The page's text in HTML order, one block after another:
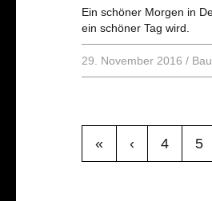
Ein schöner Morgen in
ein schöner Tag wird.
29. November 2016 /
« ‹ 4 5